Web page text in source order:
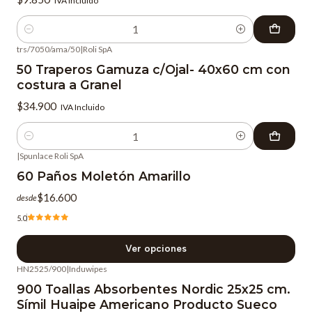
Cantidad
trs/7050/ama/50|Roli SpA
50 Traperos Gamuza c/Ojal- 40x60 cm con
costura a Granel
$34.900 IVA Incluido
Cantidad
|Spunlace Roli SpA
60 Paños Moletón Amarillo
desde$16.600
5.0
Ver opciones
HN2525/900|Induwipes
900 Toallas Absorbentes Nordic 25x25 cm.
Símil Huaipe Americano Producto Sueco